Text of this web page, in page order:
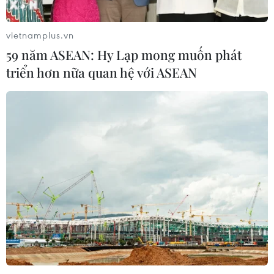
Xung đột Israel-Hamas: Ít nhất 300
trẻ em thiệt mạng trong 300 ngày
06/08/2026 22:56
Israel thử nghiệm tên lửa Arrow giữa
lúc căng thẳng khu vực leo thang
06/08/2026 11:17
vietnamplus.vn
59 năm ASEAN: Hy Lạp mong muốn phát
triển hơn nữa quan hệ với ASEAN